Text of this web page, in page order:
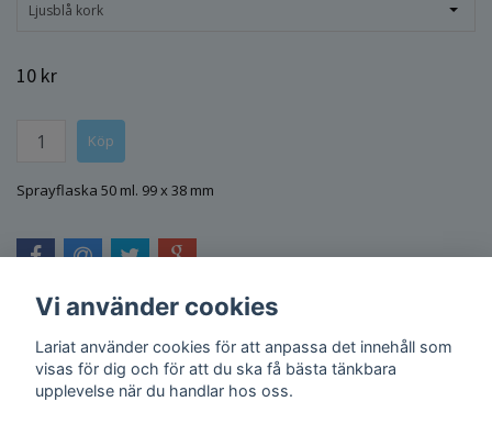
Ljusblå kork
10 kr
Sprayflaska 50 ml. 99 x 38 mm
Vi använder cookies
Lariat använder cookies för att anpassa det innehåll som
visas för dig och för att du ska få bästa tänkbara
upplevelse när du handlar hos oss.